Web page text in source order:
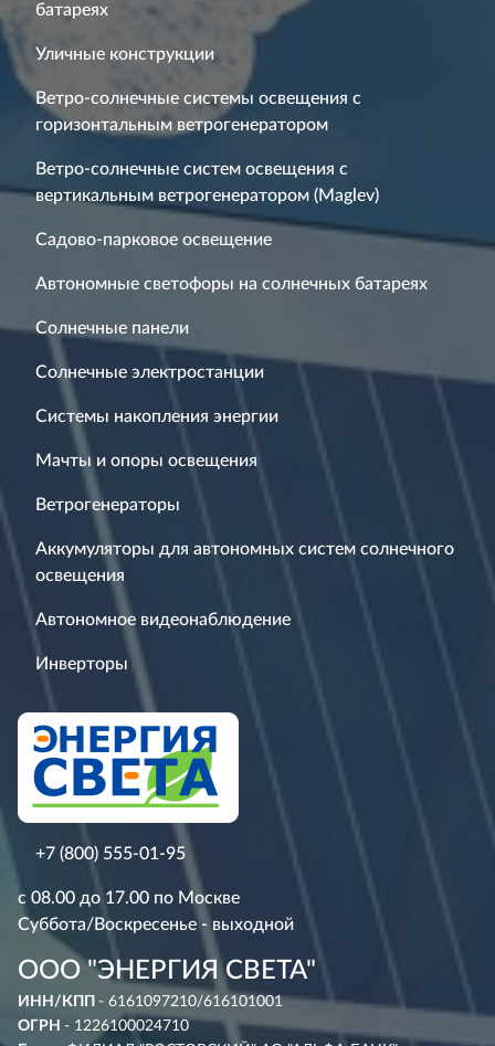
батареях
Уличные конструкции
Ветро-солнечные системы освещения с
горизонтальным ветрогенератором
Ветро-солнечные систем освещения с
вертикальным ветрогенератором (Maglev)
Садово-парковое освещение
Автономные светофоры на солнечных батареях
Солнечные панели
Солнечные электростанции
Системы накопления энергии
Мачты и опоры освещения
Ветрогенераторы
Аккумуляторы для автономных систем солнечного
освещения
Автономное видеонаблюдение
Инверторы
+7 (800) 555-01-95
с 08.00 до 17.00 по Москве
Суббота/Воскресенье - выходной
ООО "ЭНЕРГИЯ СВЕТА"
ИНН/КПП - 6161097210/616101001
ОГРН - 1226100024710